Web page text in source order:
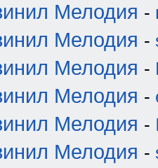
Мелодия -
Мелодия -
Мелодия -
Мелодия -
Мелодия -
Мелодия -